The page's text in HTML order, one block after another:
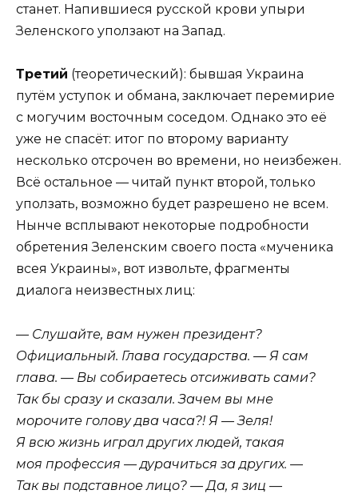
станет. Напившиеся русской крови упыри
Зеленского уползают на Запад.
Третий (теоретический): бывшая Украина
путём уступок и обмана, заключает перемирие
с могучим восточным соседом. Однако это её
уже не спасёт: итог по второму варианту
несколько отсрочен во времени, но неизбежен.
Всё остальное — читай пункт второй, только
уползать, возможно будет разрешено не всем.
Нынче всплывают некоторые подробности
обретения Зеленским своего поста «мученика
всея Украины», вот извольте, фрагменты
диалога неизвестных лиц:
— Слушайте, вам нужен президент?
Официальный. Глава государства. — Я сам
глава. — Вы собираетесь отсиживать сами?
Так бы сразу и сказали. Зачем вы мне
морочите голову два часа?! Я — Зеля!
Я всю жизнь играл других людей, такая
моя профессия — дурачиться за других. —
Так вы подставное лицо? — Да, я зиц —